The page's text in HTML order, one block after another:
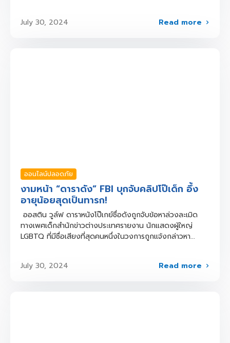
July 30, 2024 Read more
ออนไลน์ปลอดภัย
งามหน้า “ดาราดัง” FBI บุกจับคลิปโป๊เด็ก อึ้ง
อายุน้อยสุดเป็นทารก!
ออสติน วูล์ฟ ดาราหนังโป๊เกย์ชื่อดังถูกจับข้อหาล่วงละเมิด
ทางเพศเด็กสำนักข่าวต่างประเทศรายงาน นักแสดงผู้ใหญ่
LGBTQ ที่มีชื่อเสียงที่สุดคนหนึ่งในวงการถูกแจ้งกล่าวหา...
July 30, 2024 Read more